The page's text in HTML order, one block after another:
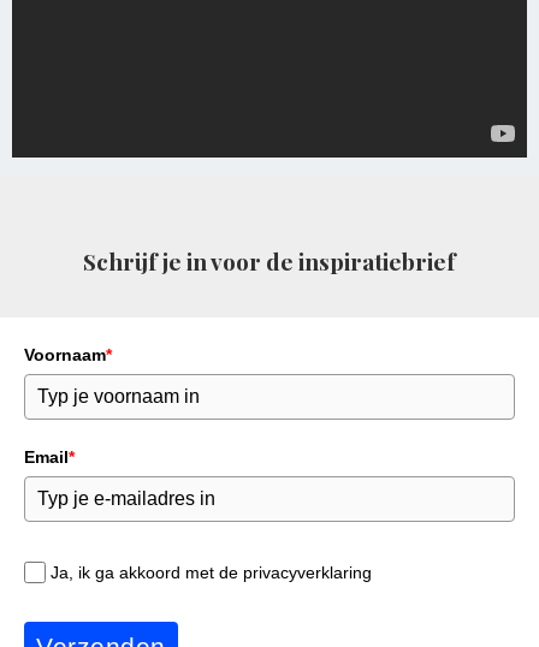
Schrijf je in voor de inspiratiebrief
Voornaam*
Email*
Ja, ik ga akkoord met de privacyverklaring